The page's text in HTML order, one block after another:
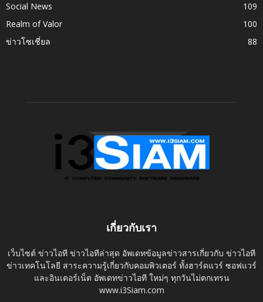
Social News
109
Realm of Valor
100
ข่าวโซเชี่ยล
88
เกี่ยวกับเรา
เว็บไซต์ ข่าวไอที ข่าวไอทีล่าสุด อัพเดทข้อมูลข่าวสารเกี่ยวกับ ข่าวไอที
ข่าวเทคโนโลยี สาระความรู้เกี่ยวกับคอมพิวเตอร์ ทั้งฮาร์ดแวร์ ซอฟแวร์
และอินเตอร์เน็ต อัพเดทข่าวไอที ใหม่ๆ ทุกวันไม่ตกเทรน
www.i3Siam.com